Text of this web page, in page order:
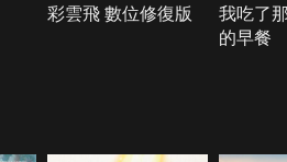
彩雲飛 數位修復版
我吃了
的早餐